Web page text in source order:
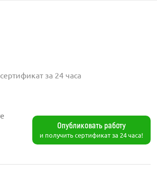
за 24 часа
Опубликовать работу
и получить сертификат за 24 часа!